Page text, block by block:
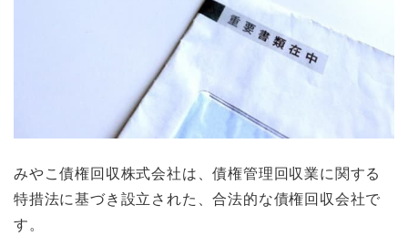
みやこ債権回収株式会社は、債権管理回収業に関する
特措法に基づき設立された、合法的な債権回収会社で
す。